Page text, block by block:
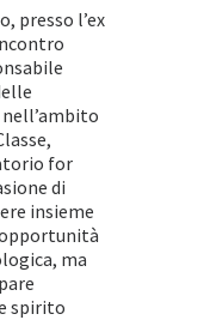
presso l’ex
for
di
insieme
ma
spirito